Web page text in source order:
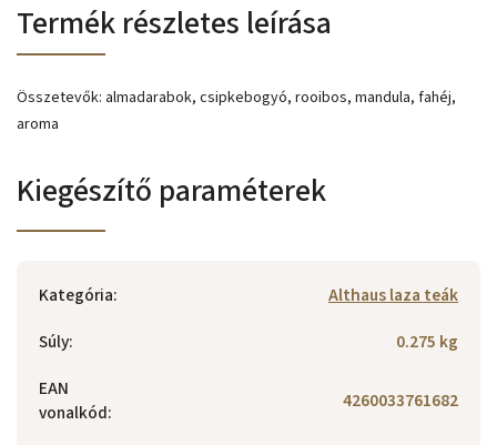
Termék részletes leírása
Összetevők: almadarabok, csipkebogyó, rooibos, mandula, fahéj,
aroma
Kiegészítő paraméterek
Kategória:
Althaus laza teák
Súly:
0.275 kg
EAN
vonalkód: 4260033761682